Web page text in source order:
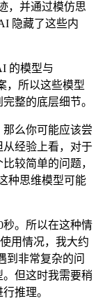
，并通过模仿思
隐藏了这些内
的模型与
，所以这些模型
整的底层细节。
么你可能应该尝
经验上看，对于
较简单的问题，
种思维模型可能
。所以在这种情
用情况，我大约
到非常复杂的问
但这时我需要稍
推理。